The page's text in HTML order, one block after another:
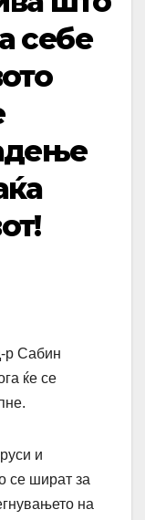
себе
р Сабин
ќе се
и
се шират за
на